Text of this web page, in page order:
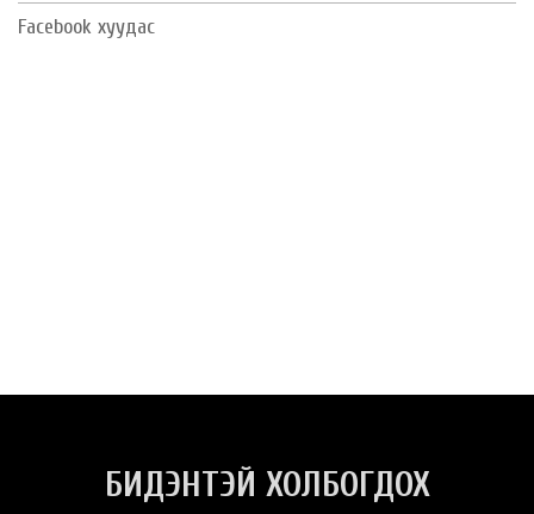
Facebook хуудас
БИДЭНТЭЙ ХОЛБОГДОХ